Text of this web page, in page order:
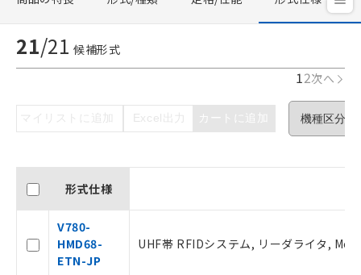
21/21 候補形式
12次へ
マイリストに追加 Excel出力 カートに追加
形式仕様
V780-
HMD68-
ETN-JP
UHF帯 RFIDシステム, リーダライタ,